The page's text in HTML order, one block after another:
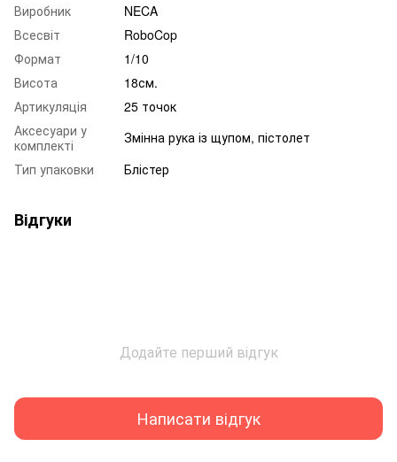
Виробник
NECA
Всесвіт
RoboCop
Формат
1/10
Висота
18см.
Артикуляція
25 точок
Аксесуари у
комплекті
Змінна рука із щупом, пістолет
Тип упаковки
Блістер
Відгуки
Додайте перший відгук
Написати відгук